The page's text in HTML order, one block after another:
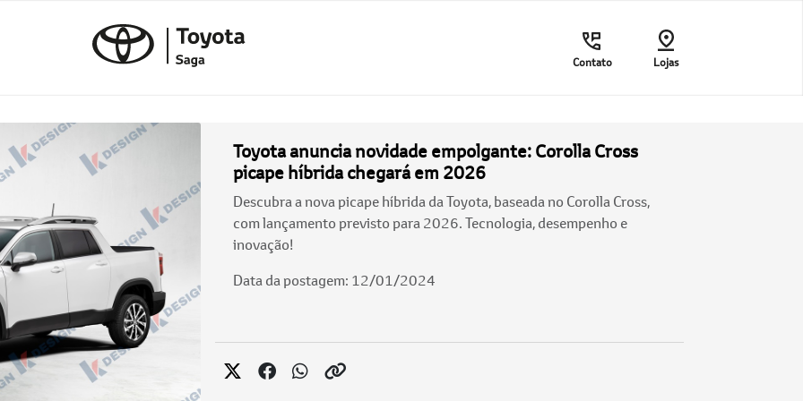
Contato Lojas
Toyota anuncia novidade empolgante: Corolla Cross
picape híbrida chegará em 2026
Descubra a nova picape híbrida da Toyota, baseada no Corolla Cross,
com lançamento previsto para 2026. Tecnologia, desempenho e
inovação!
Data da postagem: 12/01/2024